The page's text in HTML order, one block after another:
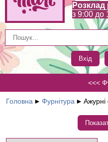
Розклад
з 9:00 до
Вхід
<<<
Головна ► Фурнітура ► Ажурні